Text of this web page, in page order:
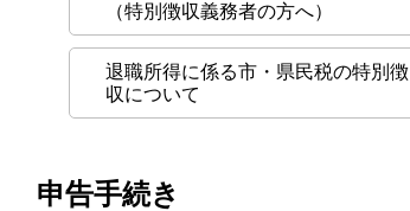
（特別徴収義務者の方へ）
退職所得に係る市・県民税の特別徴
収について
申告手続き